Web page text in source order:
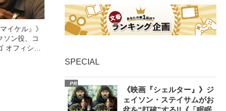
イケル』》
ソン役、コ
オフィシャ
を魅了した
SPECIAL
PR
《映画『シェルター』》ジ
ェイソン・ステイサムがお